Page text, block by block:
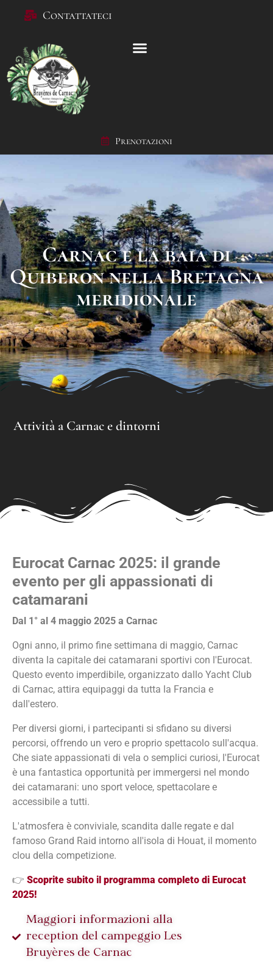
Contattateci
Prenotazioni
Carnac e la baia di
Quiberon nella Bretagna
meridionale
Attività a Carnac e dintorni
Eurocat Carnac 2025: il grande
evento per gli appassionati di
catamarani
Dal 1° al 4 maggio 2025 a Carnac
Ogni anno, il primo fine settimana di maggio, Carnac
diventa la capitale dei catamarani sportivi con l'Eurocat.
Questo evento imperdibile, organizzato dallo Yacht Club
di Carnac, attira equipaggi da tutta la Francia e
dall'estero.
Per diversi giorni, i partecipanti si sfidano su diversi
percorsi, offrendo un vero e proprio spettacolo sull'acqua.
Che siate appassionati di vela o semplici curiosi, l'Eurocat
è una fantastica opportunità per immergersi nel mondo
dei catamarani: uno sport veloce, spettacolare e
accessibile a tutti.
L'atmosfera è conviviale, scandita dalle regate e dal
famoso Grand Raid intorno all'isola di Houat, il momento
clou della competizione.
👉 Scoprite subito il programma completo di Eurocat
2025!
Maggiori informazioni alla
reception del campeggio Les
Bruyères de Carnac